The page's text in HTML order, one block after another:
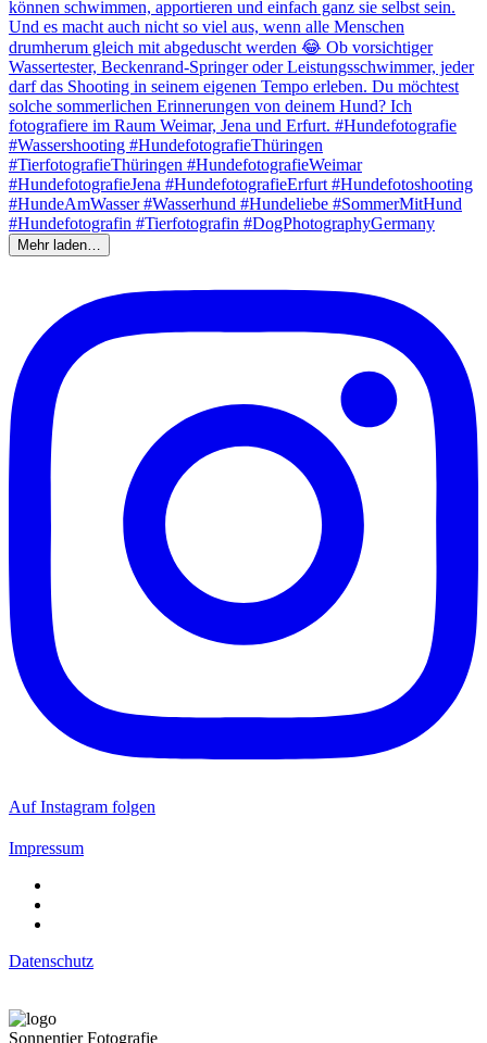
Mehr laden…
Auf Instagram folgen
Impressum
Datenschutz
Sonnentier Fotografie